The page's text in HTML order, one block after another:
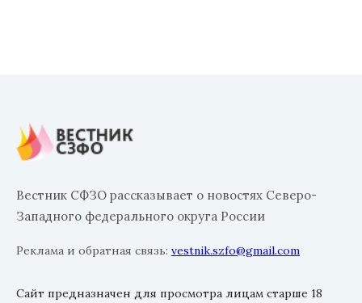
Вестник СФЗО рассказывает о новостях Северо-
Западного федерального округа России
Реклама и обратная связь: vestnik.szfo@gmail.com
Сайт предназначен для просмотра лицам старше 18